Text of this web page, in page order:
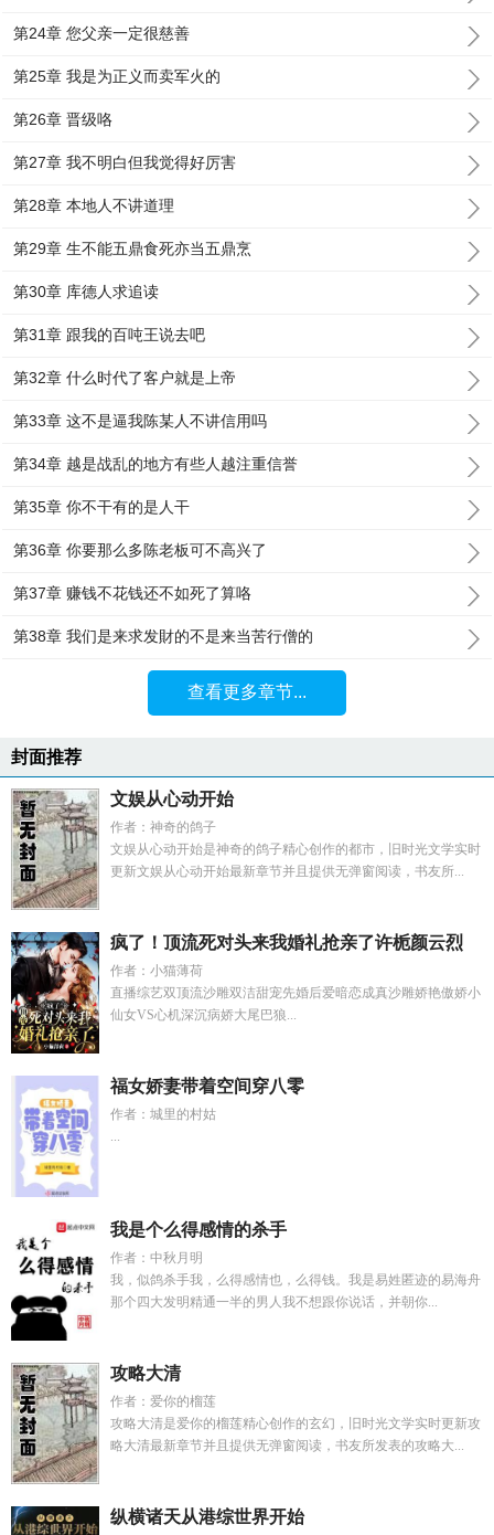
第24章 您父亲一定很慈善
第25章 我是为正义而卖军火的
第26章 晋级咯
第27章 我不明白但我觉得好厉害
第28章 本地人不讲道理
第29章 生不能五鼎食死亦当五鼎烹
第30章 库德人求追读
第31章 跟我的百吨王说去吧
第32章 什么时代了客户就是上帝
第33章 这不是逼我陈某人不讲信用吗
第34章 越是战乱的地方有些人越注重信誉
第35章 你不干有的是人干
第36章 你要那么多陈老板可不高兴了
第37章 赚钱不花钱还不如死了算咯
第38章 我们是来求发財的不是来当苦行僧的
查看更多章节...
封面推荐
文娱从心动开始
作者：神奇的鸽子
文娱从心动开始是神奇的鸽子精心创作的都市，旧时光文学实时
更新文娱从心动开始最新章节并且提供无弹窗阅读，书友所...
疯了！顶流死对头来我婚礼抢亲了许栀颜云烈
作者：小猫薄荷
直播综艺双顶流沙雕双洁甜宠先婚后爱暗恋成真沙雕娇艳傲娇小
仙女VS心机深沉病娇大尾巴狼...
福女娇妻带着空间穿八零
作者：城里的村姑
...
我是个么得感情的杀手
作者：中秋月明
我，似鸽杀手我，么得感情也，么得钱。我是易姓匿迹的易海舟
那个四大发明精通一半的男人我不想跟你说话，并朝你...
攻略大清
作者：爱你的榴莲
攻略大清是爱你的榴莲精心创作的玄幻，旧时光文学实时更新攻
略大清最新章节并且提供无弹窗阅读，书友所发表的攻略大...
纵横诸天从港综世界开始